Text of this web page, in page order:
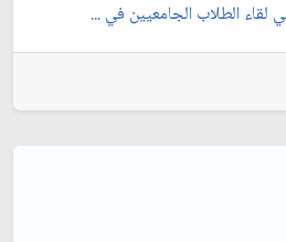
الطلاب الجامعيين في ...